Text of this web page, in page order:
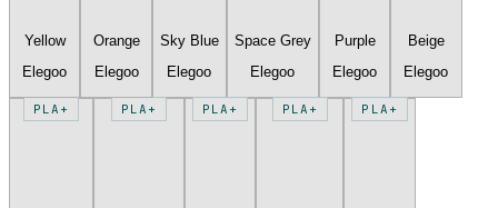
Yellow
Elegoo
Orange
Elegoo
Sky Blue
Elegoo
Space Grey
Elegoo
Purple
Elegoo
Beige
Elegoo
PLA+ PLA+ PLA+ PLA+ PLA+